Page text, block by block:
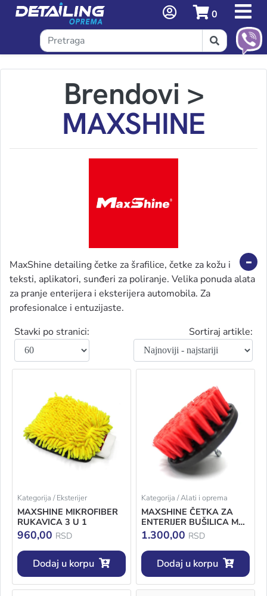
0
Brendovi >
MAXSHINE
MaxShine detailing četke za šrafilice, četke za kožu i
teksti, aplikatori, sunđeri za poliranje. Velika ponuda alata
za pranje enterijera i eksterijera automobila. Za
profesionalce i entuzijaste.
Stavki po stranici:
Sortiraj artikle:
Kategorija / Eksterijer
MAXSHINE MIKROFIBER
RUKAVICA 3 U 1
960,00 RSD
Dodaj u korpu
Kategorija / Alati i oprema
MAXSHINE ČETKA ZA
ENTERIJER BUŠILICA M8
100MM
1.300,00 RSD
Dodaj u korpu